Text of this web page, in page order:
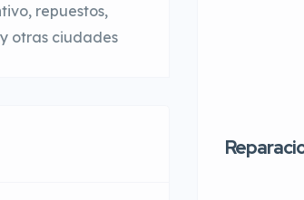
repuestos,
otras ciudades